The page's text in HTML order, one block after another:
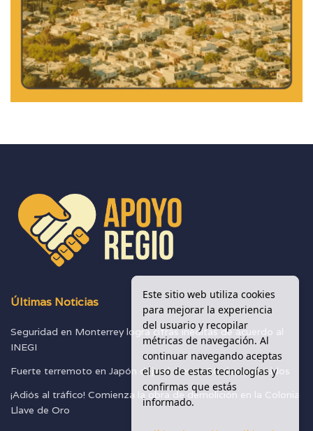
Últimas Noticias
Seguridad en Monterrey logra cifras inéditas de acuerdo al
INEGI
Fuerte terremoto en Japón deja al menos 30 desaparecidos
¡Adiós al tráfico! Comienza la obra de demolición en la Colonia
Llave de Oro
Este sitio web utiliza cookies
para mejorar la experiencia
del usuario y recopilar
métricas de navegación. Al
continuar navegando aceptas
el uso de estas tecnologías y
confirmas que estás
informado.